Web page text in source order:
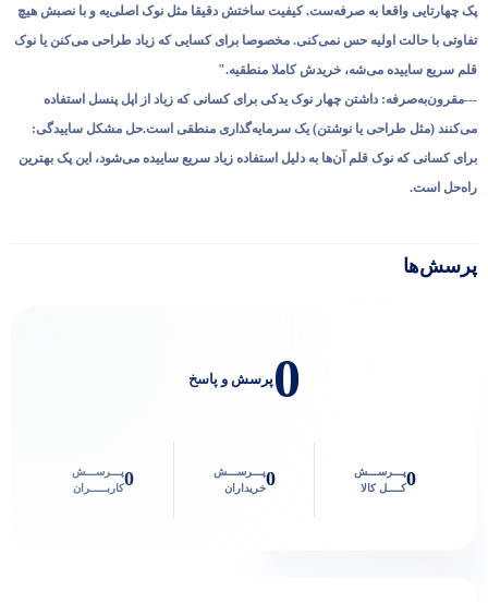
پک چهارتایی واقعا به صرفه‌ست. کیفیت ساختش دقیقا مثل نوک اصلی‌یه و با نصبش هیچ
تفاوتی با حالت اولیه حس نمی‌کنی. مخصوصا برای کسایی که زیاد طراحی می‌کنن یا نوک
قلم سریع ساییده می‌شه، خریدش کاملا منطقیه."
---مقرون‌به‌صرفه: داشتن چهار نوک یدکی برای کسانی که زیاد از اپل پنسل استفاده
می‌کنند (مثل طراحی یا نوشتن) یک سرمایه‌گذاری منطقی است.حل مشکل ساییدگی:
برای کسانی که نوک قلم آن‌ها به دلیل استفاده زیاد سریع ساییده می‌شود، این پک بهترین
راه‌حل است.
پرسش‌ها
0پرسش و پاسخ
0پـــرســـش
کــــل کالا
0پـــرســـش
خریداران
0پـــرســـش
کاربـــــران